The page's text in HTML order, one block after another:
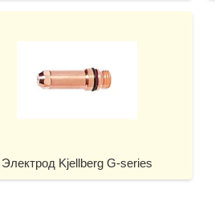
Электрод Kjellberg G-series